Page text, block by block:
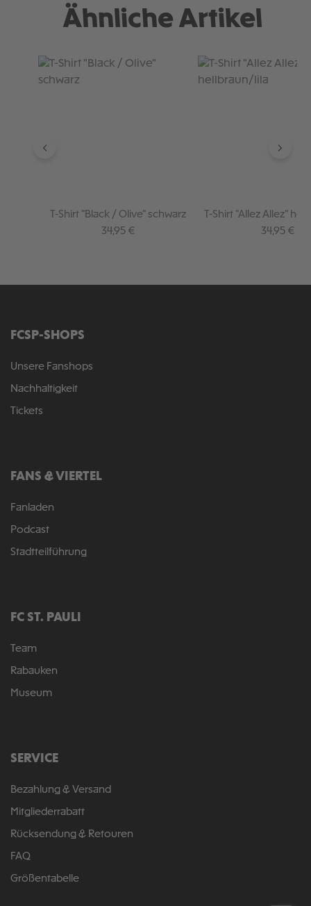
Ähnliche Artikel
Produktgalerie überspringen
T-Shirt "Black / Olive" schwarz
Regulärer Preis:
34,95 €
T-Shirt "Allez Allez"
Regulärer
34,95 €
FCSP-SHOPS
Unsere Fanshops
Nachhaltigkeit
Tickets
FANS & VIERTEL
Fanladen
Podcast
Stadtteilführung
FC ST. PAULI
Team
Rabauken
Museum
SERVICE
Bezahlung & Versand
Mitgliederrabatt
Rücksendung & Retouren
FAQ
Größentabelle